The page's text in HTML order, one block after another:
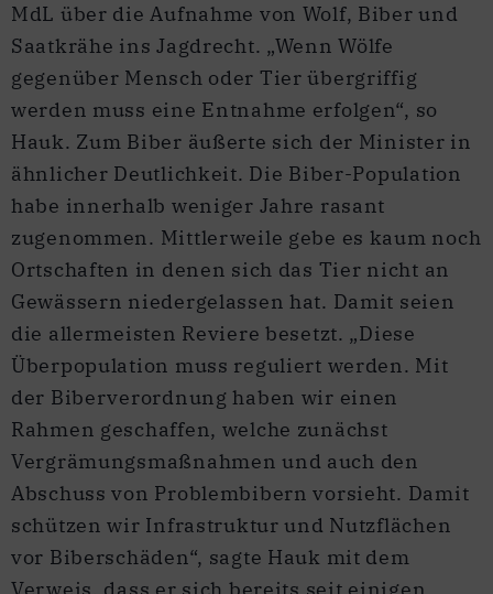
MdL über die Aufnahme von Wolf, Biber und
Saatkrähe ins Jagdrecht. „Wenn Wölfe
gegenüber Mensch oder Tier übergriffig
werden muss eine Entnahme erfolgen“, so
Hauk. Zum Biber äußerte sich der Minister in
ähnlicher Deutlichkeit. Die Biber-Population
habe innerhalb weniger Jahre rasant
zugenommen. Mittlerweile gebe es kaum noch
Ortschaften in denen sich das Tier nicht an
Gewässern niedergelassen hat. Damit seien
die allermeisten Reviere besetzt. „Diese
Überpopulation muss reguliert werden. Mit
der Biberverordnung haben wir einen
Rahmen geschaffen, welche zunächst
Vergrämungsmaßnahmen und auch den
Abschuss von Problembibern vorsieht. Damit
schützen wir Infrastruktur und Nutzflächen
vor Biberschäden“, sagte Hauk mit dem